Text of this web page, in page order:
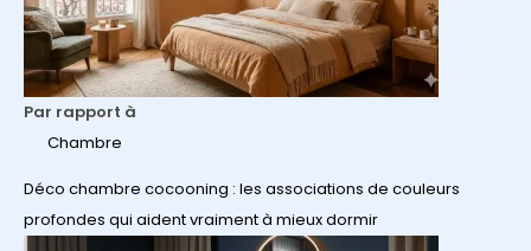
Par rapport à
Chambre
Déco chambre cocooning : les associations de couleurs
profondes qui aident vraiment à mieux dormir